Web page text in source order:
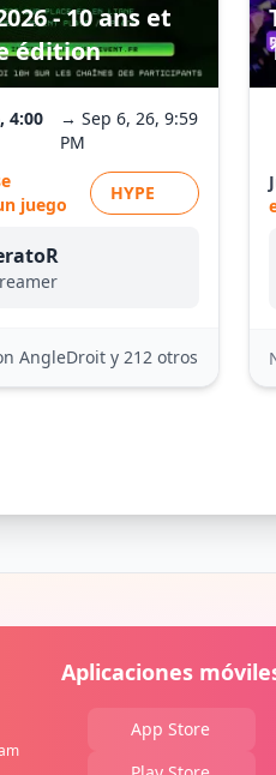
- 10 ans et
édition
4:00
→ Sep 6, 26, 9:59
PM
juego
HYPE
AngleDroit y 212 otros
Aplicaciones
App Store